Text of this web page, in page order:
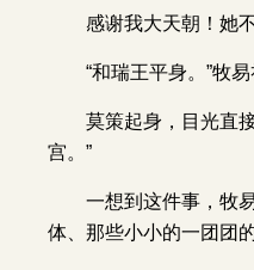
感谢我大天朝！她
“和瑞王平身。”牧
莫策起身，目光直
宫。”
一想到这件事，牧
体、那些小小的一团团